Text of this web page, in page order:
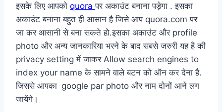
इसके लिए आपको quoraपर अकाउंट बनाना पड़ेगा . इसका
अकाउंट बनाना बहुत ही आसान है जिसे आप quora.com पर
जा कर आसानी से बना सकते हो.इसका अकाउंट और profile
photo और अन्य जानकारिया भरने के बाद सबसे जरुरी यह है की
privacy setting में जाकर Allow search engines to
index your name के सामने वाले बटन को ऑन कर देना है.
जिससे आपका google par photo और नाम दोनों आने लग
जायेंगे।